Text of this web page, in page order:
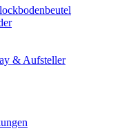
& Aufsteller